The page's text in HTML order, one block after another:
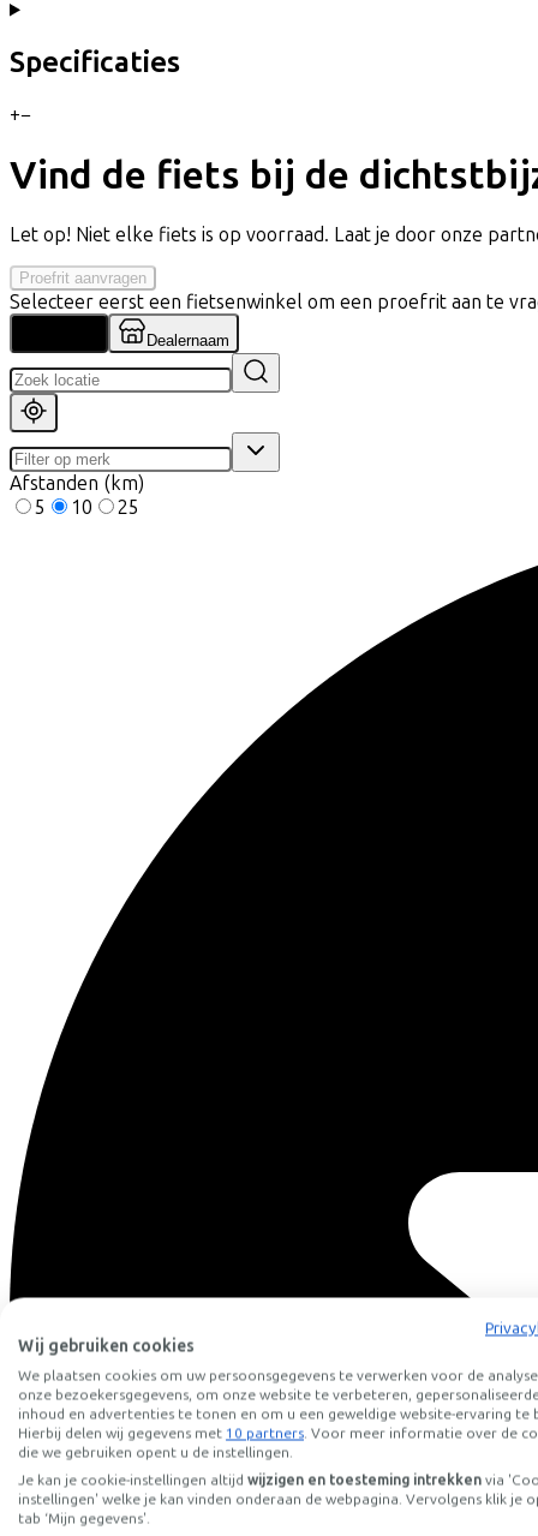
Specificaties
+−
Vind de fiets bij de
Let op! Niet elke fiets is op voorraad. Laat je door onze
Proefrit aanvragen
Selecteer eerst een fietsenwinkel om een proefrit aan te
Dealernaam
Afstanden (km)
5
10 25
Wij gebruiken cookies
We plaatsen cookies om uw persoonsgegevens te verwerken voor de
onze bezoekersgegevens, om onze website te verbeteren,
inhoud en advertenties te tonen en om u een geweldige website-ervaring te
Hierbij delen wij gegevens met 10 partners. Voor meer informatie over de
die we gebruiken opent u de instellingen.
Je kan je cookie-instellingen altijd wijzigen en toesteming intrekken via
instellingen' welke je kan vinden onderaan de webpagina. Vervolgens klik je
tab ‘Mijn gegevens'.